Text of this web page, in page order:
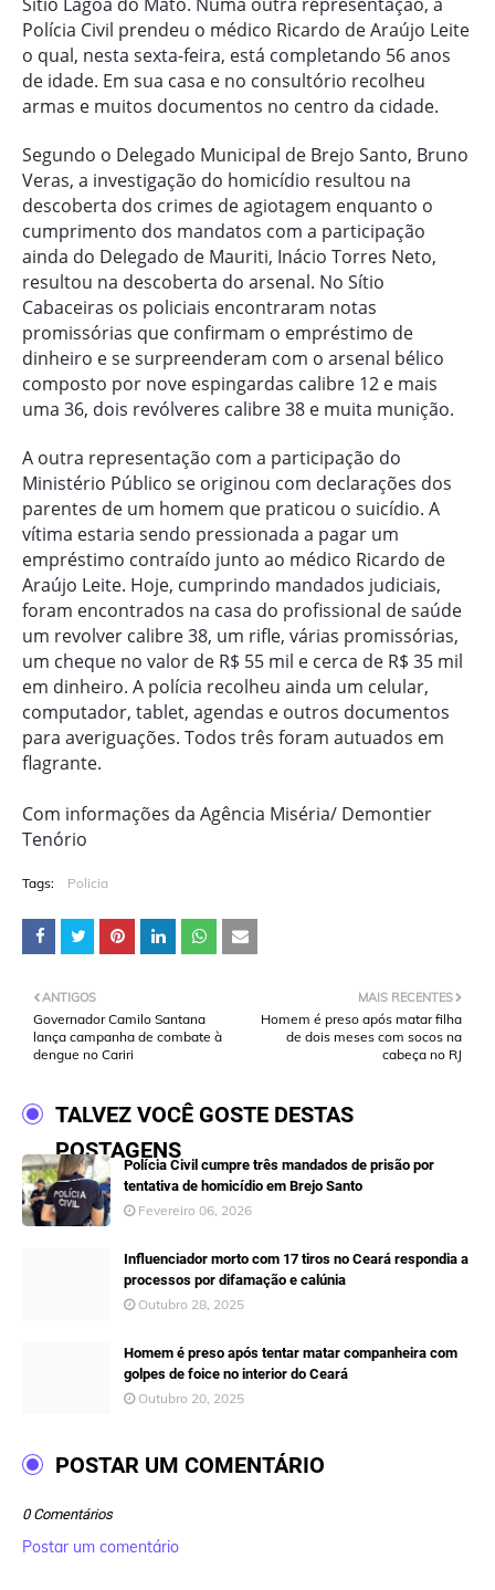
Polícia Civil prendeu o médico Ricardo de Araújo Leite
o qual, nesta sexta-feira, está completando 56 anos
de idade. Em sua casa e no consultório recolheu
armas e muitos documentos no centro da cidade.
Segundo o Delegado Municipal de Brejo Santo, Bruno
Veras, a investigação do homicídio resultou na
descoberta dos crimes de agiotagem enquanto o
cumprimento dos mandatos com a participação
ainda do Delegado de Mauriti, Inácio Torres Neto,
resultou na descoberta do arsenal. No Sítio
Cabaceiras os policiais encontraram notas
promissórias que confirmam o empréstimo de
dinheiro e se surpreenderam com o arsenal bélico
composto por nove espingardas calibre 12 e mais
uma 36, dois revólveres calibre 38 e muita munição.
A outra representação com a participação do
Ministério Público se originou com declarações dos
parentes de um homem que praticou o suicídio. A
vítima estaria sendo pressionada a pagar um
empréstimo contraído junto ao médico Ricardo de
Araújo Leite. Hoje, cumprindo mandados judiciais,
foram encontrados na casa do profissional de saúde
um revolver calibre 38, um rifle, várias promissórias,
um cheque no valor de R$ 55 mil e cerca de R$ 35 mil
em dinheiro. A polícia recolheu ainda um celular,
computador, tablet, agendas e outros documentos
para averiguações. Todos três foram autuados em
flagrante.
Com informações da Agência Miséria/ Demontier
Tenório
Tags: Policia
MAIS RECENTES
Homem é preso após matar filha
de dois meses com socos na
cabeça no RJ
ANTIGOS
Governador Camilo Santana
lança campanha de combate à
dengue no Cariri
TALVEZ VOCÊ GOSTE DESTAS
POSTAGENS
Polícia Civil cumpre três mandados de prisão por
tentativa de homicídio em Brejo Santo
Fevereiro 06, 2026
Influenciador morto com 17 tiros no Ceará respondia a
processos por difamação e calúnia
Outubro 28, 2025
Homem é preso após tentar matar companheira com
golpes de foice no interior do Ceará
Outubro 20, 2025
POSTAR UM COMENTÁRIO
0 Comentários
Postar um comentário